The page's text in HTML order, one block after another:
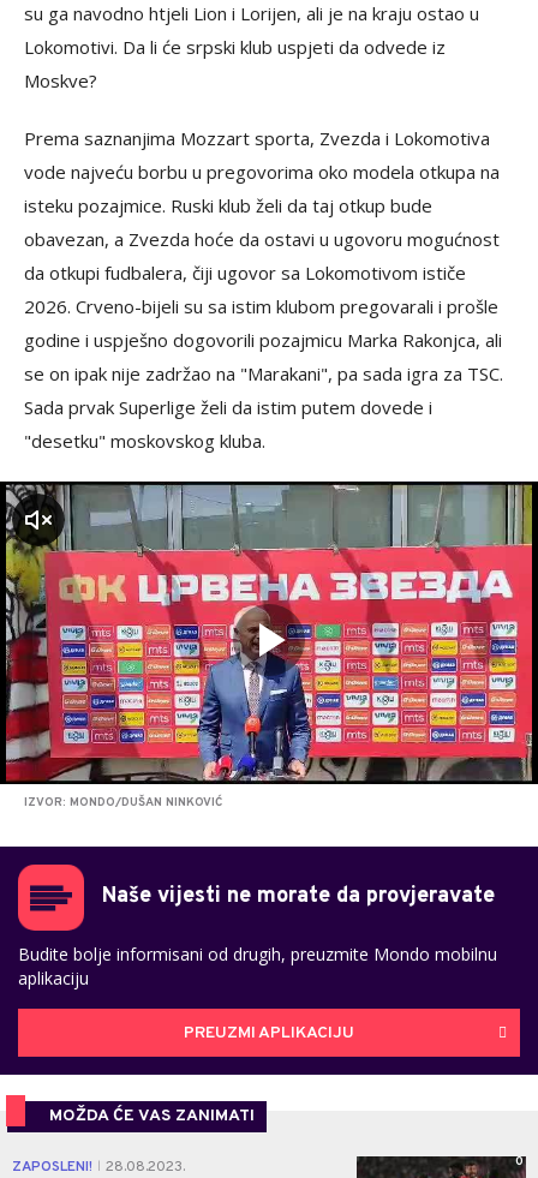
su ga navodno htjeli Lion i Lorijen, ali je na kraju ostao u
Lokomotivi. Da li će srpski klub uspjeti da odvede iz
Moskve?
Prema saznanjima Mozzart sporta, Zvezda i Lokomotiva
vode najveću borbu u pregovorima oko modela otkupa na
isteku pozajmice. Ruski klub želi da taj otkup bude
obavezan, a Zvezda hoće da ostavi u ugovoru mogućnost
da otkupi fudbalera, čiji ugovor sa Lokomotivom ističe
2026. Crveno-bijeli su sa istim klubom pregovarali i prošle
godine i uspješno dogovorili pozajmicu Marka Rakonjca, ali
se on ipak nije zadržao na "Marakani", pa sada igra za TSC.
Sada prvak Superlige želi da istim putem dovede i
"desetku" moskovskog kluba.
IZVOR: MONDO/DUŠAN NINKOVIĆ
Naše vijesti ne morate da provjeravate
Budite bolje informisani od drugih, preuzmite Mondo mobilnu
aplikaciju
PREUZMI APLIKACIJU
MOŽDA ĆE VAS ZANIMATI
ZAPOSLENI! 28.08.2023. 0